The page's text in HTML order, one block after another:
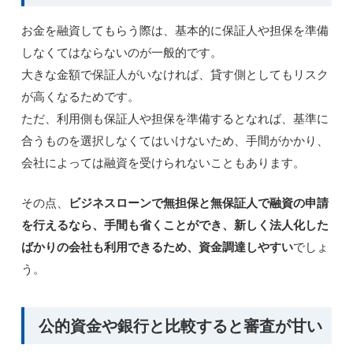
お金を融資してもらう際は、基本的に保証人や担保を準備
しなくてはならないのが一般的です。
大きな金額で保証人がいなければ、貸す側としてもリスク
が高くなるためです。
ただ、利用側も保証人や担保を準備するとなれば、基準に
合うものを選択しなくてはいけないため、手間がかかり、
会社によっては融資を受けられないこともあります。
その点、 ビジネスローンで無担保と無保証人で融資の申請
を行えるなら、手間も省くことができ、新しく法人化した
ばかりの会社も利用できるため、資金調達しやすいでしょ
う。
公的資金や銀行と比較すると審査が甘い